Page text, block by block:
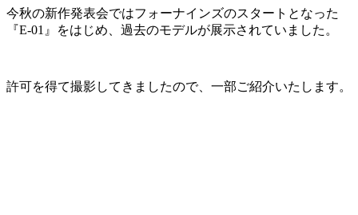
今秋の新作発表会ではフォーナインズのスタートとなった
『E-01』をはじめ、過去のモデルが展示されていました。
許可を得て撮影してきましたので、一部ご紹介いたします。